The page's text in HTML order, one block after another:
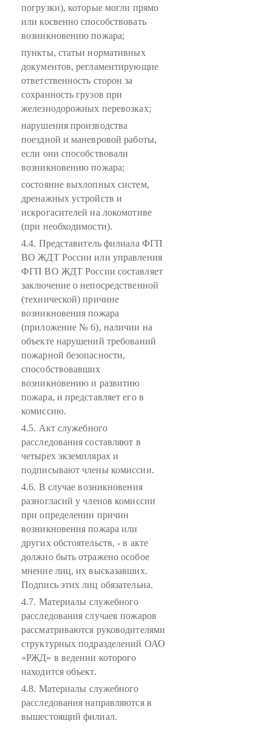
погрузки), которые могли прямо
или косвенно способствовать
возникновению пожара;
пункты, статьи нормативных
документов, регламентирующие
ответственность сторон за
сохранность грузов при
железнодорожных перевозках;
нарушения производства
поездной и маневровой работы,
если они способствовали
возникновению пожара;
состояние выхлопных систем,
дренажных устройств и
искрогасителей на локомотиве
(при необходимости).
4.4. Представитель филиала ФГП
ВО ЖДТ России или управления
ФГП ВО ЖДТ России составляет
заключение о непосредственной
(технической) причине
возникновения пожара
(приложение № 6), наличии на
объекте нарушений требований
пожарной безопасности,
способствовавших
возникновению и развитию
пожара, и представляет его в
комиссию.
4.5. Акт служебного
расследования составляют в
четырех экземплярах и
подписывают члены комиссии.
4.6. В случае возникновения
разногласий у членов комиссии
при определении причин
возникновения пожара или
других обстоятельств, - в акте
должно быть отражено особое
мнение лиц, их высказавших.
Подпись этих лиц обязательна.
4.7. Материалы служебного
расследования случаев пожаров
рассматриваются руководителями
структурных подразделений ОАО
«РЖД» в ведении которого
находится объект.
4.8. Материалы служебного
расследования направляются в
вышестоящий филиал.